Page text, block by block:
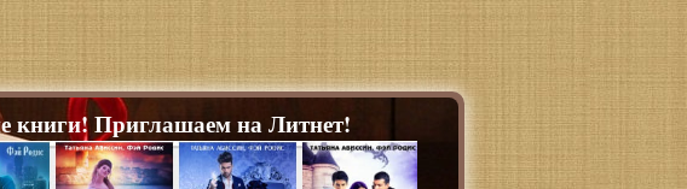
книги! Приглашаем на Литнет!